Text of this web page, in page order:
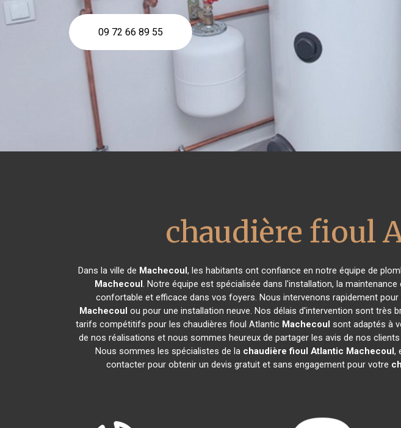
09 72 66 89 55
chaudière fioul
Dans la ville de Machecoul, les habitants ont confiance en notre équipe de
Machecoul. Notre équipe est spécialisée dans l'installation, la
confortable et efficace dans vos foyers. Nous intervenons rapidement
Machecoul ou pour une installation neuve. Nos délais d'intervention sont très
tarifs compétitifs pour les chaudières fioul Atlantic Machecoul sont adaptés à
de nos réalisations et nous sommes heureux de partager les avis de nos
Nous sommes les spécialistes de la chaudière fioul Atlantic Machecoul,
contacter pour obtenir un devis gratuit et sans engagement pour votre